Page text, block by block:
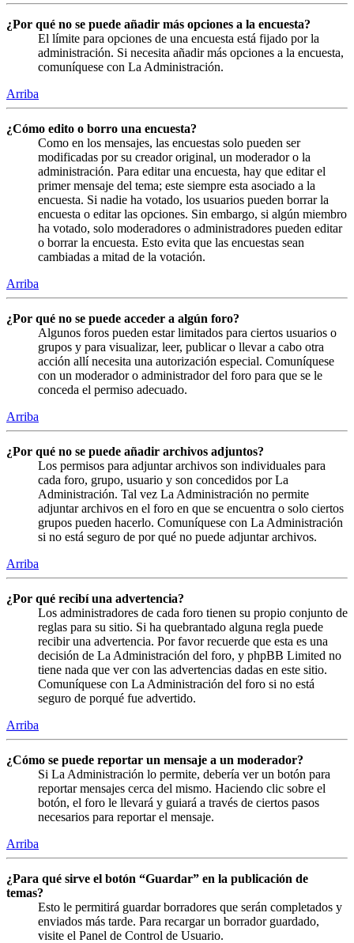
¿Por qué no se puede añadir más opciones a la encuesta?
El límite para opciones de una encuesta está fijado por la
administración. Si necesita añadir más opciones a la encuesta,
comuníquese con La Administración.
Arriba
¿Cómo edito o borro una encuesta?
Como en los mensajes, las encuestas solo pueden ser
modificadas por su creador original, un moderador o la
administración. Para editar una encuesta, hay que editar el
primer mensaje del tema; este siempre esta asociado a la
encuesta. Si nadie ha votado, los usuarios pueden borrar la
encuesta o editar las opciones. Sin embargo, si algún miembro
ha votado, solo moderadores o administradores pueden editar
o borrar la encuesta. Esto evita que las encuestas sean
cambiadas a mitad de la votación.
Arriba
¿Por qué no se puede acceder a algún foro?
Algunos foros pueden estar limitados para ciertos usuarios o
grupos y para visualizar, leer, publicar o llevar a cabo otra
acción allí necesita una autorización especial. Comuníquese
con un moderador o administrador del foro para que se le
conceda el permiso adecuado.
Arriba
¿Por qué no se puede añadir archivos adjuntos?
Los permisos para adjuntar archivos son individuales para
cada foro, grupo, usuario y son concedidos por La
Administración. Tal vez La Administración no permite
adjuntar archivos en el foro en que se encuentra o solo ciertos
grupos pueden hacerlo. Comuníquese con La Administración
si no está seguro de por qué no puede adjuntar archivos.
Arriba
¿Por qué recibí una advertencia?
Los administradores de cada foro tienen su propio conjunto de
reglas para su sitio. Si ha quebrantado alguna regla puede
recibir una advertencia. Por favor recuerde que esta es una
decisión de La Administración del foro, y phpBB Limited no
tiene nada que ver con las advertencias dadas en este sitio.
Comuníquese con La Administración del foro si no está
seguro de porqué fue advertido.
Arriba
¿Cómo se puede reportar un mensaje a un moderador?
Si La Administración lo permite, debería ver un botón para
reportar mensajes cerca del mismo. Haciendo clic sobre el
botón, el foro le llevará y guiará a través de ciertos pasos
necesarios para reportar el mensaje.
Arriba
¿Para qué sirve el botón “Guardar” en la publicación de
temas?
Esto le permitirá guardar borradores que serán completados y
enviados más tarde. Para recargar un borrador guardado,
visite el Panel de Control de Usuario.